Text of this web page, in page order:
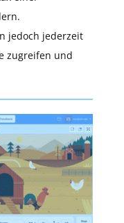
jedoch jederzeit
zugreifen und